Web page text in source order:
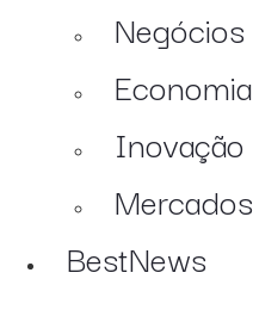
Negócios
Economia
Inovação
Mercados
BestNews